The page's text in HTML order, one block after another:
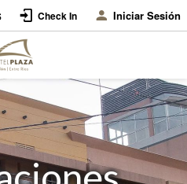
Check In Iniciar Sesión